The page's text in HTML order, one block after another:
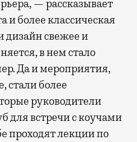
— рассказывает
более классическая
дизайн свежее и
в нем стало
Да и мероприятия,
стали более
руководители
для встречи с коучами
проходят лекции по